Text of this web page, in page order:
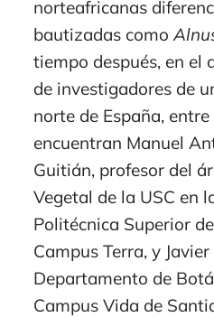
norteafricanas
bautizadas como
tiempo después, en el
de investigadores de
norte de España,
encuentran Manuel
Guitián, profesor del
Vegetal de la USC en
Politécnica Superior
Campus Terra, y
Departamento de
Campus Vida de